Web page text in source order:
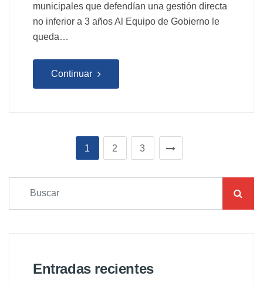
municipales que defendían una gestión directa
no inferior a 3 años Al Equipo de Gobierno le
queda…
Continuar
1 2 3
Entradas recientes